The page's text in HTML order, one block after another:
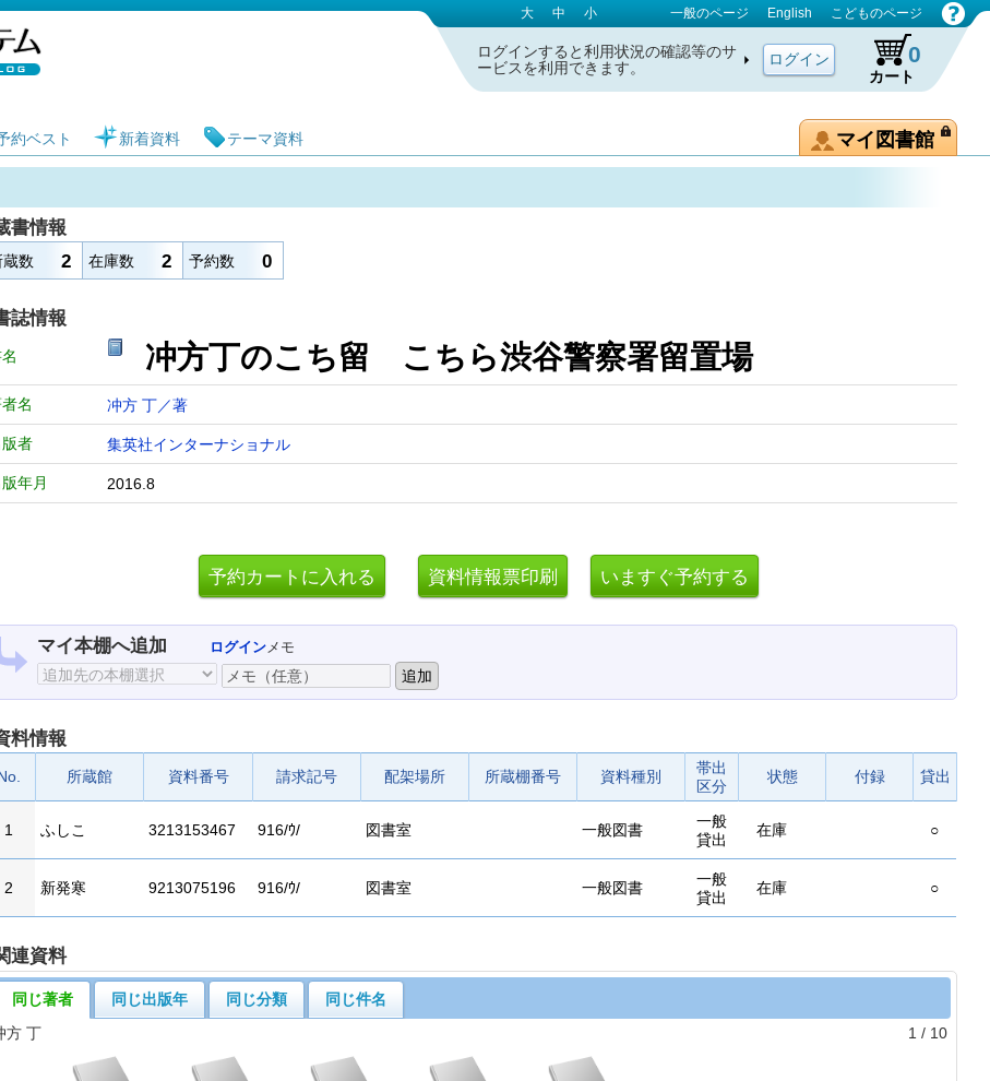
札幌市図書館 蔵書検索・予約システム 大 中 小 一般のページ English こどものページ
ログインすると利用状況の確認等のサ
ービスを利用できます。
カート
0
約ベスト 新着資料 テーマ資料 マイ図書館
書情報
蔵数 2 在庫数 2 予約数 0
誌情報
冲方丁のこち留 こちら渋谷警察署留置場
名 冲方 丁／著
者 集英社インターナショナル
年月 2016.8
マイ本棚へ追加 ログインメモ
料情報
所蔵館 資料番号 請求記号 配架場所 所蔵棚番号 資料種別
帯出
区分
状態 付録 貸出
1 ふしこ 3213153467 916/ｳ/ 図書室 一般図書
一般
貸出
在庫 ○
2 新発寒 9213075196 916/ｳ/ 図書室 一般図書
一般
貸出
在庫 ○
連資料
同じ著者 同じ出版年 同じ分類
同じ件名
方 丁
1 / 10